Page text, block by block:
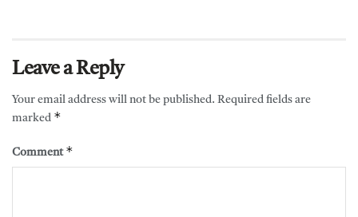
Leave a Reply
Your email address will not be published. Required fields are
marked *
Comment *